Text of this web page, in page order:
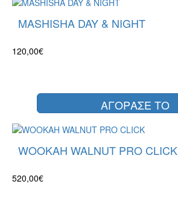
MASHISHA DAY & NIGHT
120,00€
ΑΓΟΡΑΣΕ ΤΟ
WOOKAH WALNUT PRO CLICK
520,00€